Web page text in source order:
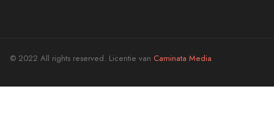
© 2022 All rights reserved. Licentie van Caminata Media